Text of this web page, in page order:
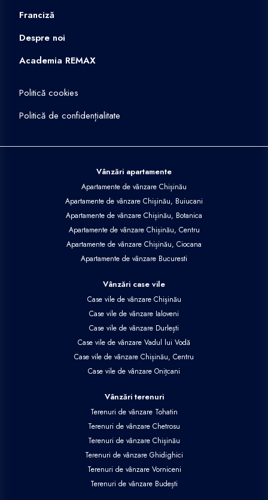
Franciză
Despre noi
Academia REMAX
Politică cookies
Politică de confidențialitate
Vânzări apartamente
Apartamente de vânzare Chișinău
Apartamente de vânzare Chișinău, Buiucani
Apartamente de vânzare Chișinău, Botanica
Apartamente de vânzare Chișinău, Centru
Apartamente de vânzare Chișinău, Ciocana
Apartamente de vânzare Bucuresti
Vânzări case vile
Case vile de vânzare Chișinău
Case vile de vânzare Ialoveni
Case vile de vânzare Durlești
Case vile de vânzare Vadul lui Vodă
Case vile de vânzare Chișinău, Centru
Case vile de vânzare Onițcani
Vânzări terenuri
Terenuri de vânzare Tohatin
Terenuri de vânzare Chetrosu
Terenuri de vânzare Chișinău
Terenuri de vânzare Ghidighici
Terenuri de vânzare Vorniceni
Terenuri de vânzare Budești